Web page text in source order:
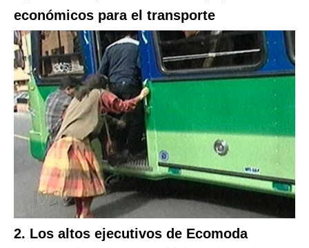
económicos para el transporte
2. Los altos ejecutivos de Ecomoda